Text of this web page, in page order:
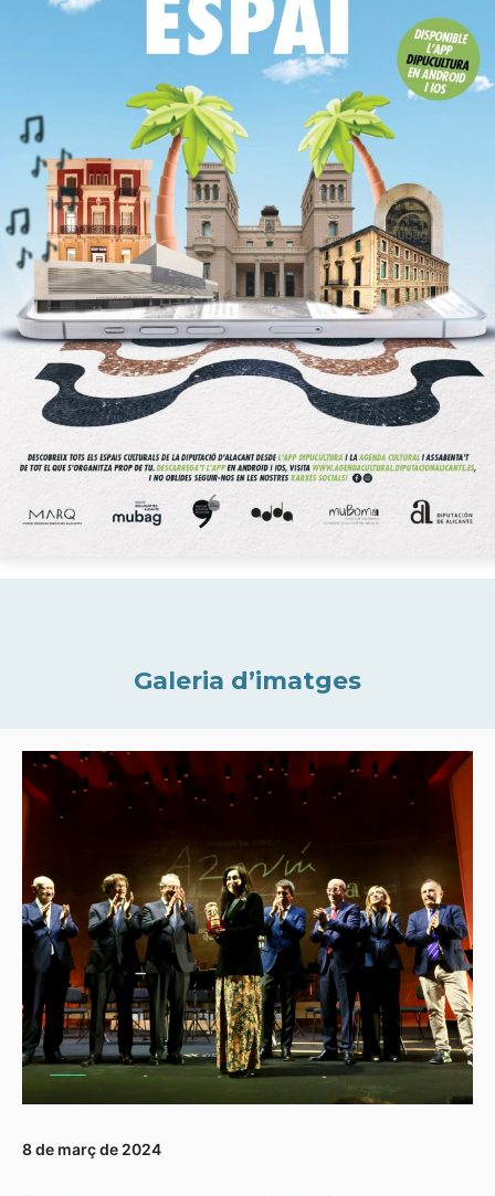
Galeria d’imatges
8 de març de 2024